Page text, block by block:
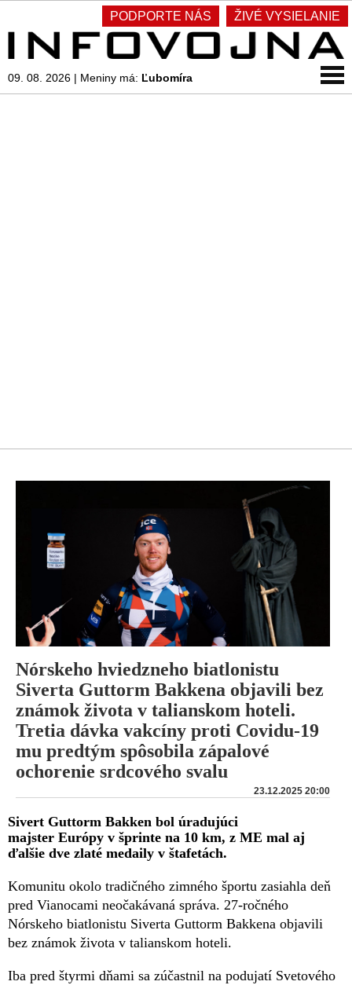
PODPORTE NÁS ŽIVÉ VYSIELANIE
09. 08. 2026 | Meniny má: Ľubomíra
Nórskeho hviedzneho biatlonistu
Siverta Guttorm Bakkena objavili bez
známok života v talianskom hoteli.
Tretia dávka vakcíny proti Covidu-19
mu predtým spôsobila zápalové
ochorenie srdcového svalu
23.12.2025 20:00
Sivert Guttorm Bakken bol úradujúci
majster Európy v šprinte na 10 km, z ME mal aj
ďalšie dve zlaté medaily v štafetách.
Komunitu okolo tradičného zimného športu zasiahla deň
pred Vianocami neočakávaná správa. 27-ročného
Nórskeho biatlonistu Siverta Guttorm Bakkena objavili
bez známok života v talianskom hoteli.
Iba pred štyrmi dňami sa zúčastnil na podujatí Svetového